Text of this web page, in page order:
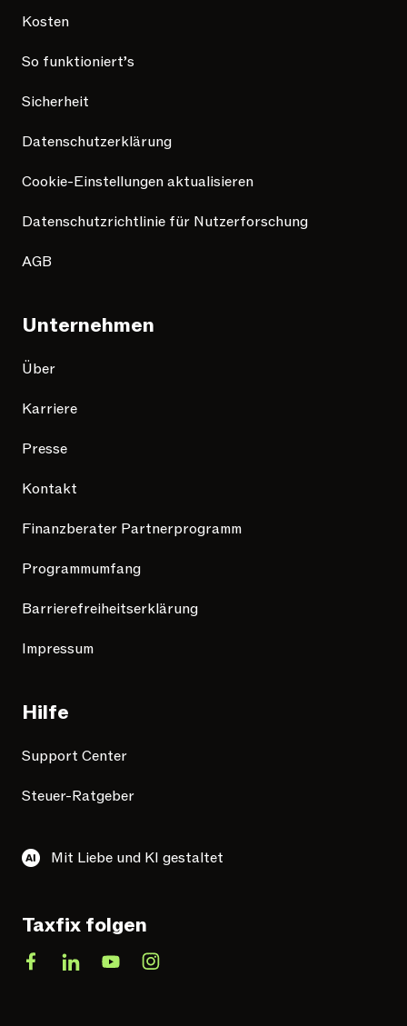
Kosten
So funktioniert’s
Sicherheit
Datenschutzerklärung
Cookie-Einstellungen aktualisieren
Datenschutzrichtlinie für Nutzerforschung
AGB
Unternehmen
Über
Karriere
Presse
Kontakt
Finanzberater Partnerprogramm
Programmumfang
Barrierefreiheitserklärung
Impressum
Hilfe
Support Center
Steuer-Ratgeber
Mit Liebe und KI gestaltet
Taxfix folgen